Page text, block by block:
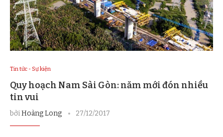
Tin tức - Sự kiện
Quy hoạch Nam Sài Gòn: năm mới đón nhiều
tin vui
bởiHoàng Long 27/12/2017